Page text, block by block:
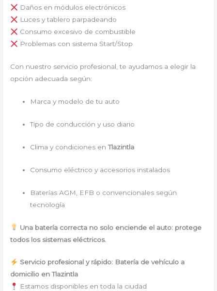
Daños en módulos electrónicos
Luces y tablero parpadeando
Consumo excesivo de combustible
Problemas con sistema Start/Stop
Con nuestro servicio profesional, te ayudamos a elegir la
opción adecuada según:
Marca y modelo de tu auto
Tipo de conducción y uso diario
Clima y condiciones enTlazintla
Consumo eléctrico y accesorios instalados
Baterías AGM, EFB o convencionales según
tecnología
Una batería correcta no solo enciende el auto: protege
todos los sistemas eléctricos.
Servicio profesional y rápido: Batería de vehículo a
domicilio en Tlazintla
Estamos disponibles en toda la ciudad